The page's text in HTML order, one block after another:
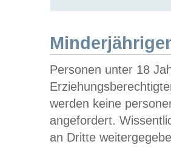
Personen unter 18
werden keine
angefordert.
an Dritte